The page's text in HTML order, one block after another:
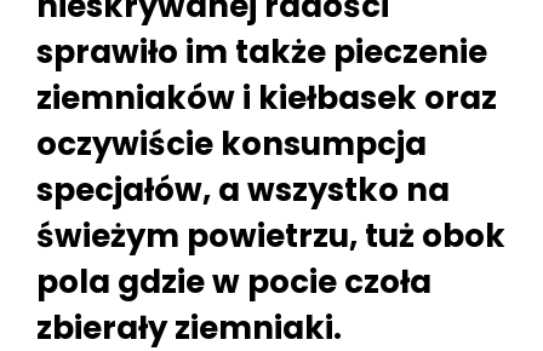
sprawiło im także pieczenie
ziemniaków i kiełbasek oraz
oczywiście konsumpcja
specjałów, a wszystko na
świeżym powietrzu, tuż obok
pola gdzie w pocie czoła
zbierały ziemniaki.